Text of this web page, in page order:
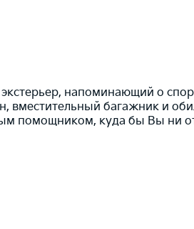
напоминающий о
вместительный багажник и
помощником, куда бы Вы ни